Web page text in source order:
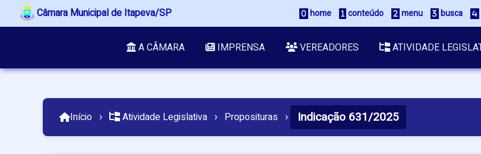
Câmara Municipal de Itapeva/SP home conteúdo menu busca
A CÂMARA IMPRENSA VEREADORES ATIVIDADE
Início › Atividade Legislativa › Proposituras › Indicação 631/2025